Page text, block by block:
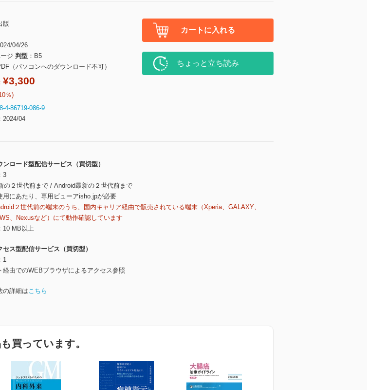
版
04/26
ジ 判型
B5
（パソコンへのダウンロード不可）
¥3,300
％)
4-86719-086-9
2024/04
カートに入れる
ちょっと立ち読み
ンロード型配信サービス（買切型）
3
の２世代前まで / Android最新の２世代前まで
にあたり、専用ビューアisho.jpが必要
２世代前の端末のうち、国内キャリア経由で販売されている端末（Xperia、GALAXY、
、Nexusなど）にて動作確認しています
10 MB以上
セス型配信サービス（買切型）
1
由でのWEBブラウザによるアクセス参照
の詳細はこちら
買っています。